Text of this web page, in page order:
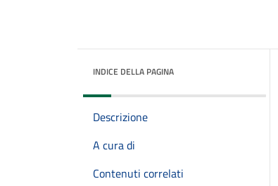
INDICE DELLA PAGINA
Descrizione
A cura di
Contenuti correlati